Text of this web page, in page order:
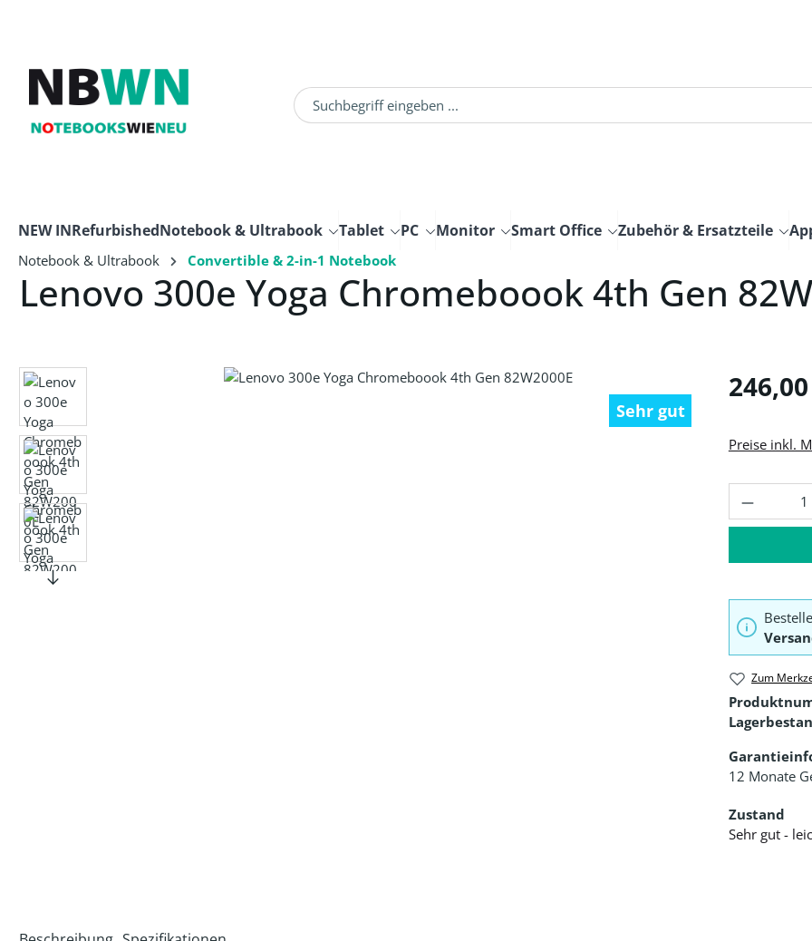
NEW INRefurbishedNotebook & Ultrabook Tablet PC Monitor Smart Office Zubehör & Ersatzteile
Notebook & Ultrabook Convertible & 2-in-1 Notebook
Lenovo 300e Yoga Chromeboook 4th Gen
Bildergalerie überspringen
Sehr gut
Regulärer
Preise inkl.
Zum
12 Monate
Zustand
Sehr gut -